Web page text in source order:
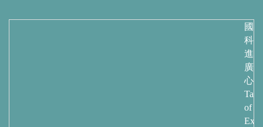
國
科
進
廣
心
of